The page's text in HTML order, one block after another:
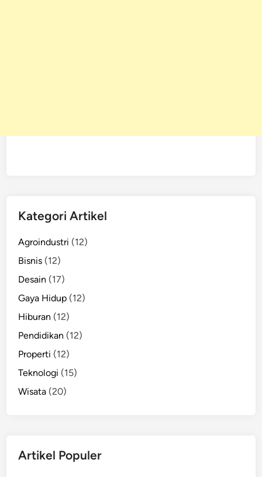
Kategori Artikel
Agroindustri (12)
Bisnis (12)
Desain (17)
Gaya Hidup (12)
Hiburan (12)
Pendidikan (12)
Properti (12)
Teknologi (15)
Wisata (20)
Artikel Populer